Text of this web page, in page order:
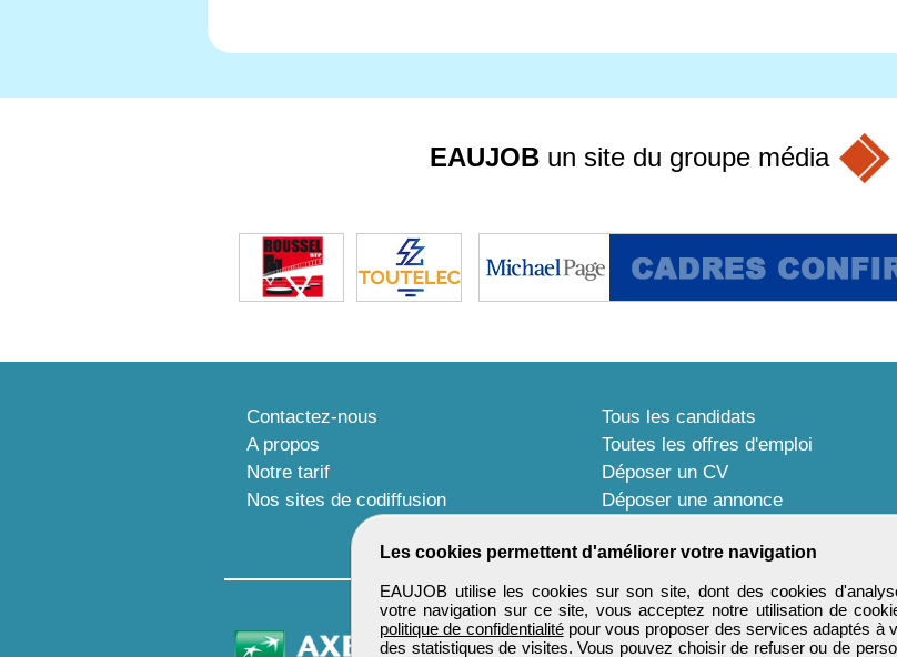
Les cookies permettent d'améliorer votre navigation
EAUJOB utilise les cookies sur son site, dont des cookies
votre navigation sur ce site, vous acceptez notre utilisation de
politique de confidentialitépour vous proposer des services adaptés à
des statistiques de visites. Vous pouvez choisir de refuser ou de
EAUJOB un site du groupe média
Contactez-nous
A propos
Notre tarif
Nos sites de codiffusion
Tous les candidats
Toutes les offres d'emploi
Déposer un CV
Déposer une annonce